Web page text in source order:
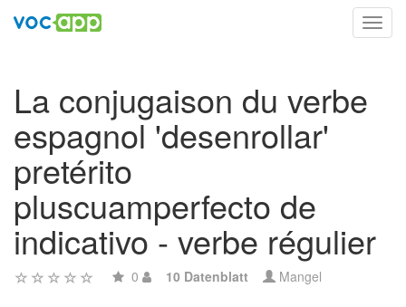
La conjugaison du verbe
espagnol 'desenrollar'
pretérito
pluscuamperfecto de
indicativo - verbe régulier
0 10 Datenblatt Mangel